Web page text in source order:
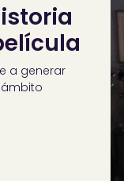
a generar